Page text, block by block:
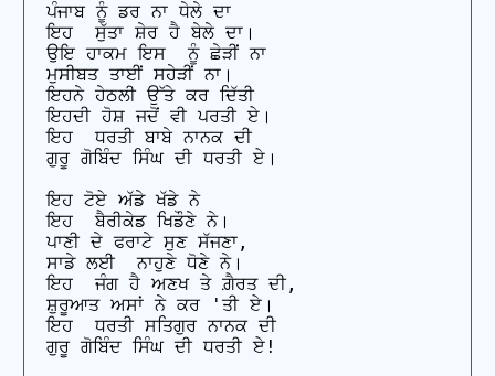
ਪੰਜਾਬ ਨੂੰ ਡਰ ਨਾ ਧੇਲੇ ਦਾ
ਇਹ  ਸੁੱਤਾ ਸ਼ੇਰ ਹੈ ਬੇਲੇ ਦਾ।
ਉਇ ਹਾਕਮ ਇਸ  ਨੂੰ ਛੇੜੀਂ ਨਾ
ਮੁਸੀਬਤ ਤਾਈਂ ਸਹੇੜੀਂ ਨਾ।
ਇਹਨੇ ਹੇਠਲੀ ਉੱਤੇ ਕਰ ਦਿੱਤੀ
ਇਹਦੀ ਹੋਸ਼ ਜਦੋਂ ਵੀ ਪਰਤੀ ਏ।
ਇਹ  ਧਰਤੀ ਬਾਬੇ ਨਾਨਕ ਦੀ
ਗੁਰੂ ਗੋਬਿੰਦ ਸਿੰਘ ਦੀ ਧਰਤੀ ਏ।
ਇਹ ਟੋਏ ਅੱਡੇ ਖੱਡੇ ਨੇ
ਇਹ  ਬੈਰੀਕੇਡ ਖਿਡੌਣੇ ਨੇ।
ਪਾਣੀ ਦੇ ਫਰਾਟੇ ਸੁਣ ਸੱਜਣਾ,
ਸਾਡੇ ਲਈ  ਨਾਹੁਣੇ ਧੋਣੇ ਨੇ।
ਇਹ  ਜੰਗ ਹੈ ਅਣਖ ਤੇ ਗ਼ੈਰਤ ਦੀ,
ਸ਼ੁਰੂਆਤ ਅਸਾਂ ਨੇ ਕਰ 'ਤੀ ਏ।
ਇਹ  ਧਰਤੀ ਸਤਿਗੁਰ ਨਾਨਕ ਦੀ